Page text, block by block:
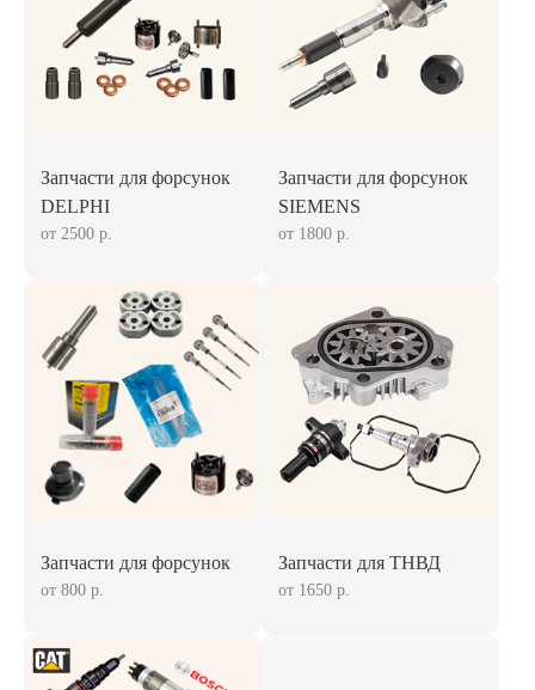
Запчасти для форсунок
DELPHI
от 2500 р.
Запчасти для форсунок
SIEMENS
от 1800 р.
Запчасти для форсунок
от 800 р.
Запчасти для ТНВД
от 1650 р.